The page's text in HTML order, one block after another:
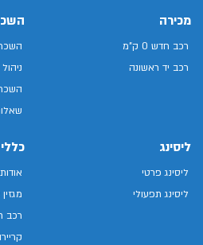
מכירה
רכב חדש 0 ק"מ
רכב יד ראשונה
ליסינג
ליסינג פרטי
ליסינג תפעולי
כללי
אודות
רכב